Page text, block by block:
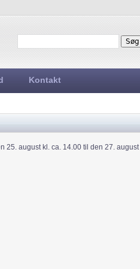
Søgefelt
Søg
Kontakt
25. august kl. ca. 14.00 til den 27. august